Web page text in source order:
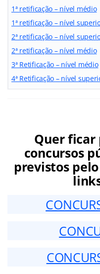
1ª retificação – nível médio
1ª retificação – nível
2ª retificação – nível
2ª retificação – nível médio
3ª Retificação – nível médio
4ª Retificação – nível
Quer ficar
concursos
previstos